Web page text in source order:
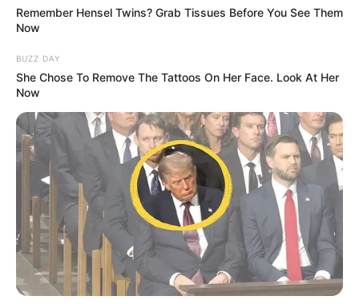
ΕΠΙΣΚΕΨΗ ΜΑΣ ΣΕ ΚΑΠΟΙΟΝ ΑΠΟ ΤΟΥΣ ΙΕΡΟΥΣ ΝΑΟΥΣ
ΤΩΝ ΠΡΟΓΟΝΩΝ ΜΑΣ……ΛΥΠΟΜΑΣΤΕ ΚΑΙ
ΕΚΝΕΥΡΙΖΟΜΑΣΤΕ ΒΛΕΠΟΝΤΑΣ ΤΗΝ ΚΑΤΑΣΤΡΟΦΗ ΤΟΥΣ
ΑΠΟ ΤΟΥΣ ΒΑΡΒΑΡΟΥΣ……….
-ΕΝΑ ΔΑΚΡΥ ΚΥΛΑΕΙ ΟΠΟΤΕ ΔΙΑΒΑΖΟΥΜΕ ΤΗΝ ΙΣΤΟΡΙΑ
ΤΗΣ ΥΠΑΤΙΑΣ……………….
-ΝΟΙΩΘΟΥΜΕ ΒΑΘΕΙΑ ΜΕΣΑ ΜΑΣ, ΠΩΣ ΕΙΜΑΣΤΕ
ΑΠΟΓΟΝΟΙ ΤΟΥ ΟΡΦΕΑ, ΤΟΥ ΗΡΑΚΛΗ, ΤΟΥ ΙΑΣΩΝΑ, ΤΟΥ
ΠΛΑΤΩΝΑ, ΤΟΥ ΣΩΚΡΑΤΗ, ΤΟΥ ΑΡΙΣΤΟΤΕΛΗ, ΤΟΥ
ΜΕΓΑΛΟΥ ΑΛΕΞΑΝΔΡΟΥ……….ΤΑΥΤΟΧΡΟΝΑ ΔΙΩΧΝΟΥΜΕ
ΑΠΟ ΠΑΝΩ ΜΑΣ, ΟΤΙΔΗΠΟΤΕ ΜΑΣ ΘΥΜΙΖΕΙ ΤΟΝ
Remember Hensel Twins? Grab Tissues Before You See Them
Now
BUZZ DAY
She Chose To Remove The Tattoos On Her Face. Look At Her
Now